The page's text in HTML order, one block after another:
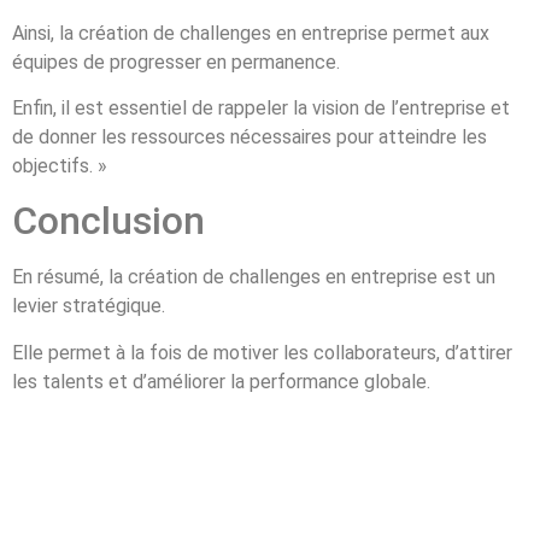
Ainsi, la création de challenges en entreprise permet aux
équipes de progresser en permanence.
Enfin, il est essentiel de rappeler la vision de l’entreprise et
de donner les ressources nécessaires pour atteindre les
objectifs. »
Conclusion
En résumé, la création de challenges en entreprise est un
levier stratégique.
Elle permet à la fois de motiver les collaborateurs, d’attirer
les talents et d’améliorer la performance globale.